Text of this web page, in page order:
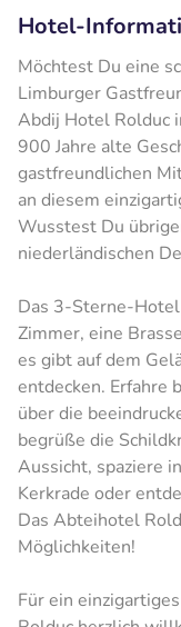
Hotel-
Möchtest Du eine
Limburger
Abdij Hotel Rolduc
900 Jahre alte
gastfreundlichen
an diesem
Wusstest Du
niederländischen
Das 3-Sterne-
Zimmer, eine
es gibt auf dem
entdecken. Erfahre
über die
begrüße die
Aussicht, spaziere
Kerkrade oder
Das Abteihotel
Möglichkeiten!
Für ein